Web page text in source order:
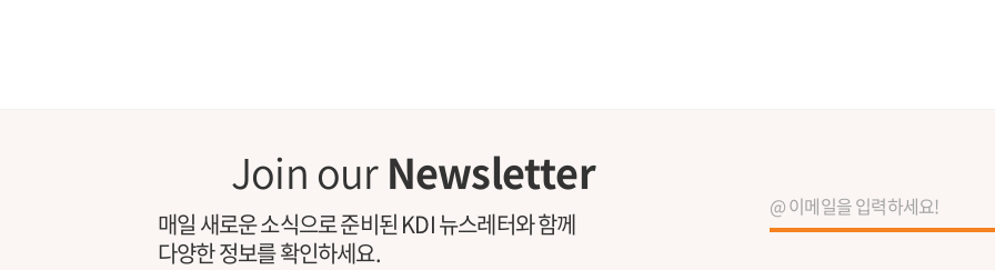
Join ourNewsletter
매일 새로운 소식으로 준비된 KDI 뉴스레터와 함께
다양한 정보를 확인하세요.